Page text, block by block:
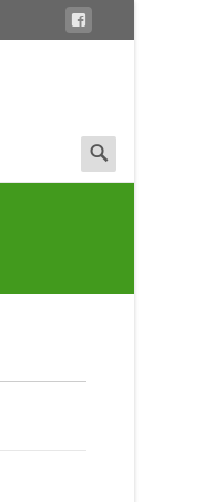
Search
for: